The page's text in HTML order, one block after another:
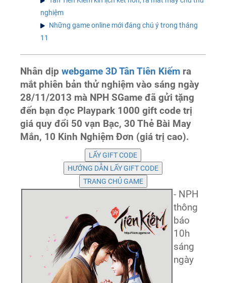
nghiệm
Những game online mới đáng chú ý trong tháng
11
Nhân dịpwebgame 3D Tân Tiên Kiếm ra
mắt phiên bản thử nghiệm vào sáng ngày
28/11/2013 mà NPH SGame đã gửi tặng
đến bạn đọc Playpark 1000 gift code trị
giá quy đổi 50 vạn Bạc, 30 Thẻ Bài May
Mắn, 10 Kinh Nghiệm Đơn (giá trị cao).
- NPH
thông
báo
10h
sáng
ngày